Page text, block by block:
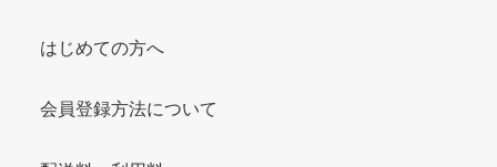
はじめての方へ
会員登録方法について